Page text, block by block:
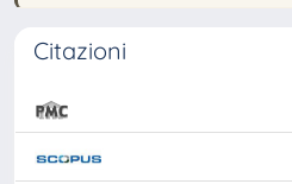
Citazioni